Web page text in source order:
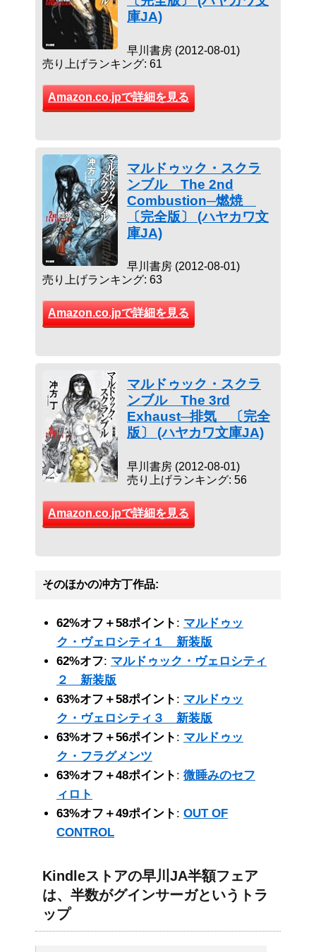
庫JA)
早川書房 (2012-08-01)
売り上げランキング: 61
Amazon.co.jpで詳細を見る
マルドゥック・スクラ
ンブル The 2nd
Combustion─燃焼
〔完全版〕 (ハヤカワ文
庫JA)
早川書房 (2012-08-01)
売り上げランキング: 63
Amazon.co.jpで詳細を見る
マルドゥック・スクラ
ンブル The 3rd
Exhaust─排気 〔完全
版〕 (ハヤカワ文庫JA)
早川書房 (2012-08-01)
売り上げランキング: 56
Amazon.co.jpで詳細を見る
そのほかの冲方丁作品:
62%オフ＋58ポイント : マルドゥッ
ク・ヴェロシティ１ 新装版
62%オフ: マルドゥック・ヴェロシティ
２ 新装版
63%オフ＋58ポイント : マルドゥッ
ク・ヴェロシティ３ 新装版
63%オフ＋56ポイント : マルドゥッ
ク・フラグメンツ
63%オフ＋48ポイント : 微睡みのセフ
ィロト
63%オフ＋49ポイント : OUT OF
CONTROL
Kindleストアの早川JA半額フェア
は、半数がグインサーガというトラ
ップ